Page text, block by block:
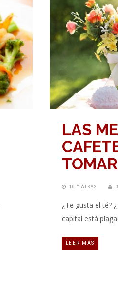
LAS
10 “” ATRÁS
¿Te gusta el té?
capital está
LEER MÁS